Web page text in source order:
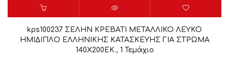
kps100237 ΣΕΛΗΝ ΚΡΕΒΑΤΙ ΜΕΤΑΛΛΙΚΟ ΛΕΥΚΟ
ΗΜΙΔΙΠΛΟ ΕΛΛΗΝΙΚΗΣ ΚΑΤΑΣΚΕΥΗΣ ΓΙΑ ΣΤΡΩΜΑ
140Χ200ΕΚ., 1 Τεμάχιο